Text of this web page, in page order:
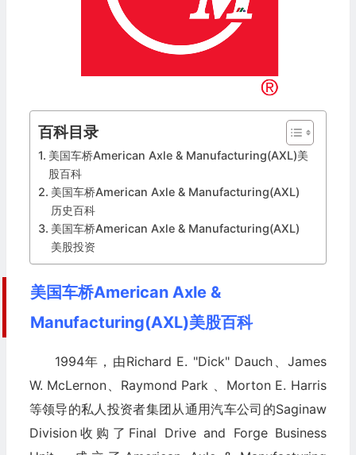
百科目录
美国车桥American Axle & Manufacturing(AXL)美
股百科
美国车桥American Axle & Manufacturing(AXL)
历史百科
美国车桥American Axle & Manufacturing(AXL)
美股投资
美国车桥American Axle &
Manufacturing(AXL)美股百科
1994年，由Richard E. "Dick" Dauch、James
W. McLernon、Raymond Park 、Morton E. Harris
等领导的私人投资者集团从通用汽车公司的Saginaw
Division收购了Final Drive and Forge Business